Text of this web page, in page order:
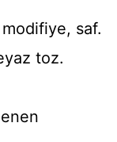
saf.
toz.